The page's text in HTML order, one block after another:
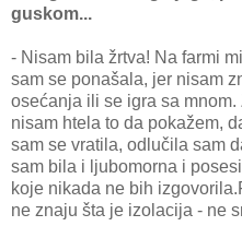
guskom...
- Nisam bila žrtva! Na farmi
sam se ponašala, jer nisam
osećanja ili se igra sa
nisam htela to da pokažem,
sam se vratila, odlučila sam
sam bila i ljubomorna i
koje nikada ne bih
ne znaju šta je izolacija - ne